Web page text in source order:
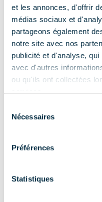
et les annonces, d'offrir
médias sociaux et
partageons également
notre site avec nos
publicité et d'analyse,
avec d'autres
ou qu'ils ont collectées
Nécessaires
Préférences
Statistiques
Angle mort des